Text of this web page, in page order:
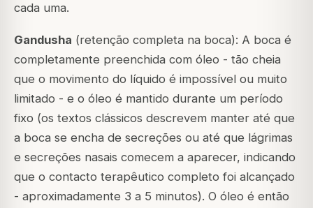
cada uma.
Gandusha (retenção completa na boca): A boca é
completamente preenchida com óleo - tão cheia
que o movimento do líquido é impossível ou muito
limitado - e o óleo é mantido durante um período
fixo (os textos clássicos descrevem manter até que
a boca se encha de secreções ou até que lágrimas
e secreções nasais comecem a aparecer, indicando
que o contacto terapêutico completo foi alcançado
- aproximadamente 3 a 5 minutos). O óleo é então